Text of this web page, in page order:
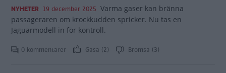
NYHETER 19 december 2025 Varma gaser kan bränna
passageraren om krockkudden spricker. Nu tas en
Jaguarmodell in för kontroll.
0 kommentarer Gasa (2) Bromsa (3)